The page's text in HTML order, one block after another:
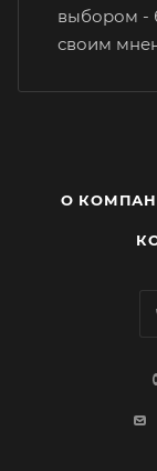
выбором -
своим
О